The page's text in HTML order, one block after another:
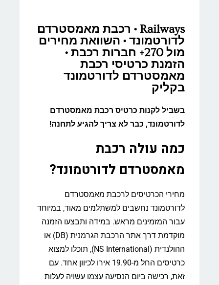
Railways • רכבת מאמסטרדם
לדורטמונד • השוואת מחירים
מול 270+ חברות רכבת •
הזמנת כרטיסי רכבת
מאמסטרדם לדורטמונד
בקליק
בשביל לקנות כרטיס רכבת מאמסטרדם
לדורטמונד, כבר לא צריך להגיע לתחנה!
כמה עולה רכבת
מאמסטרדם לדורטמונד?
מחירי הכרטיסים לרכבת מאמסטרדם
לדורטמונד נחשבים למשתלמים מאוד, במיוחד
עבור המזמינים מראש. במידה ותבצעו הזמנה
מוקדמת דרך אתר הרכבת הגרמנית (DB) או
ההולנדית (NS International), תוכלו למצוא
כרטיסים החל מ-19.90 אירו לכיוון אחד. עם
זאת, רכישה ביום הנסיעה עצמו עשויה לעלות